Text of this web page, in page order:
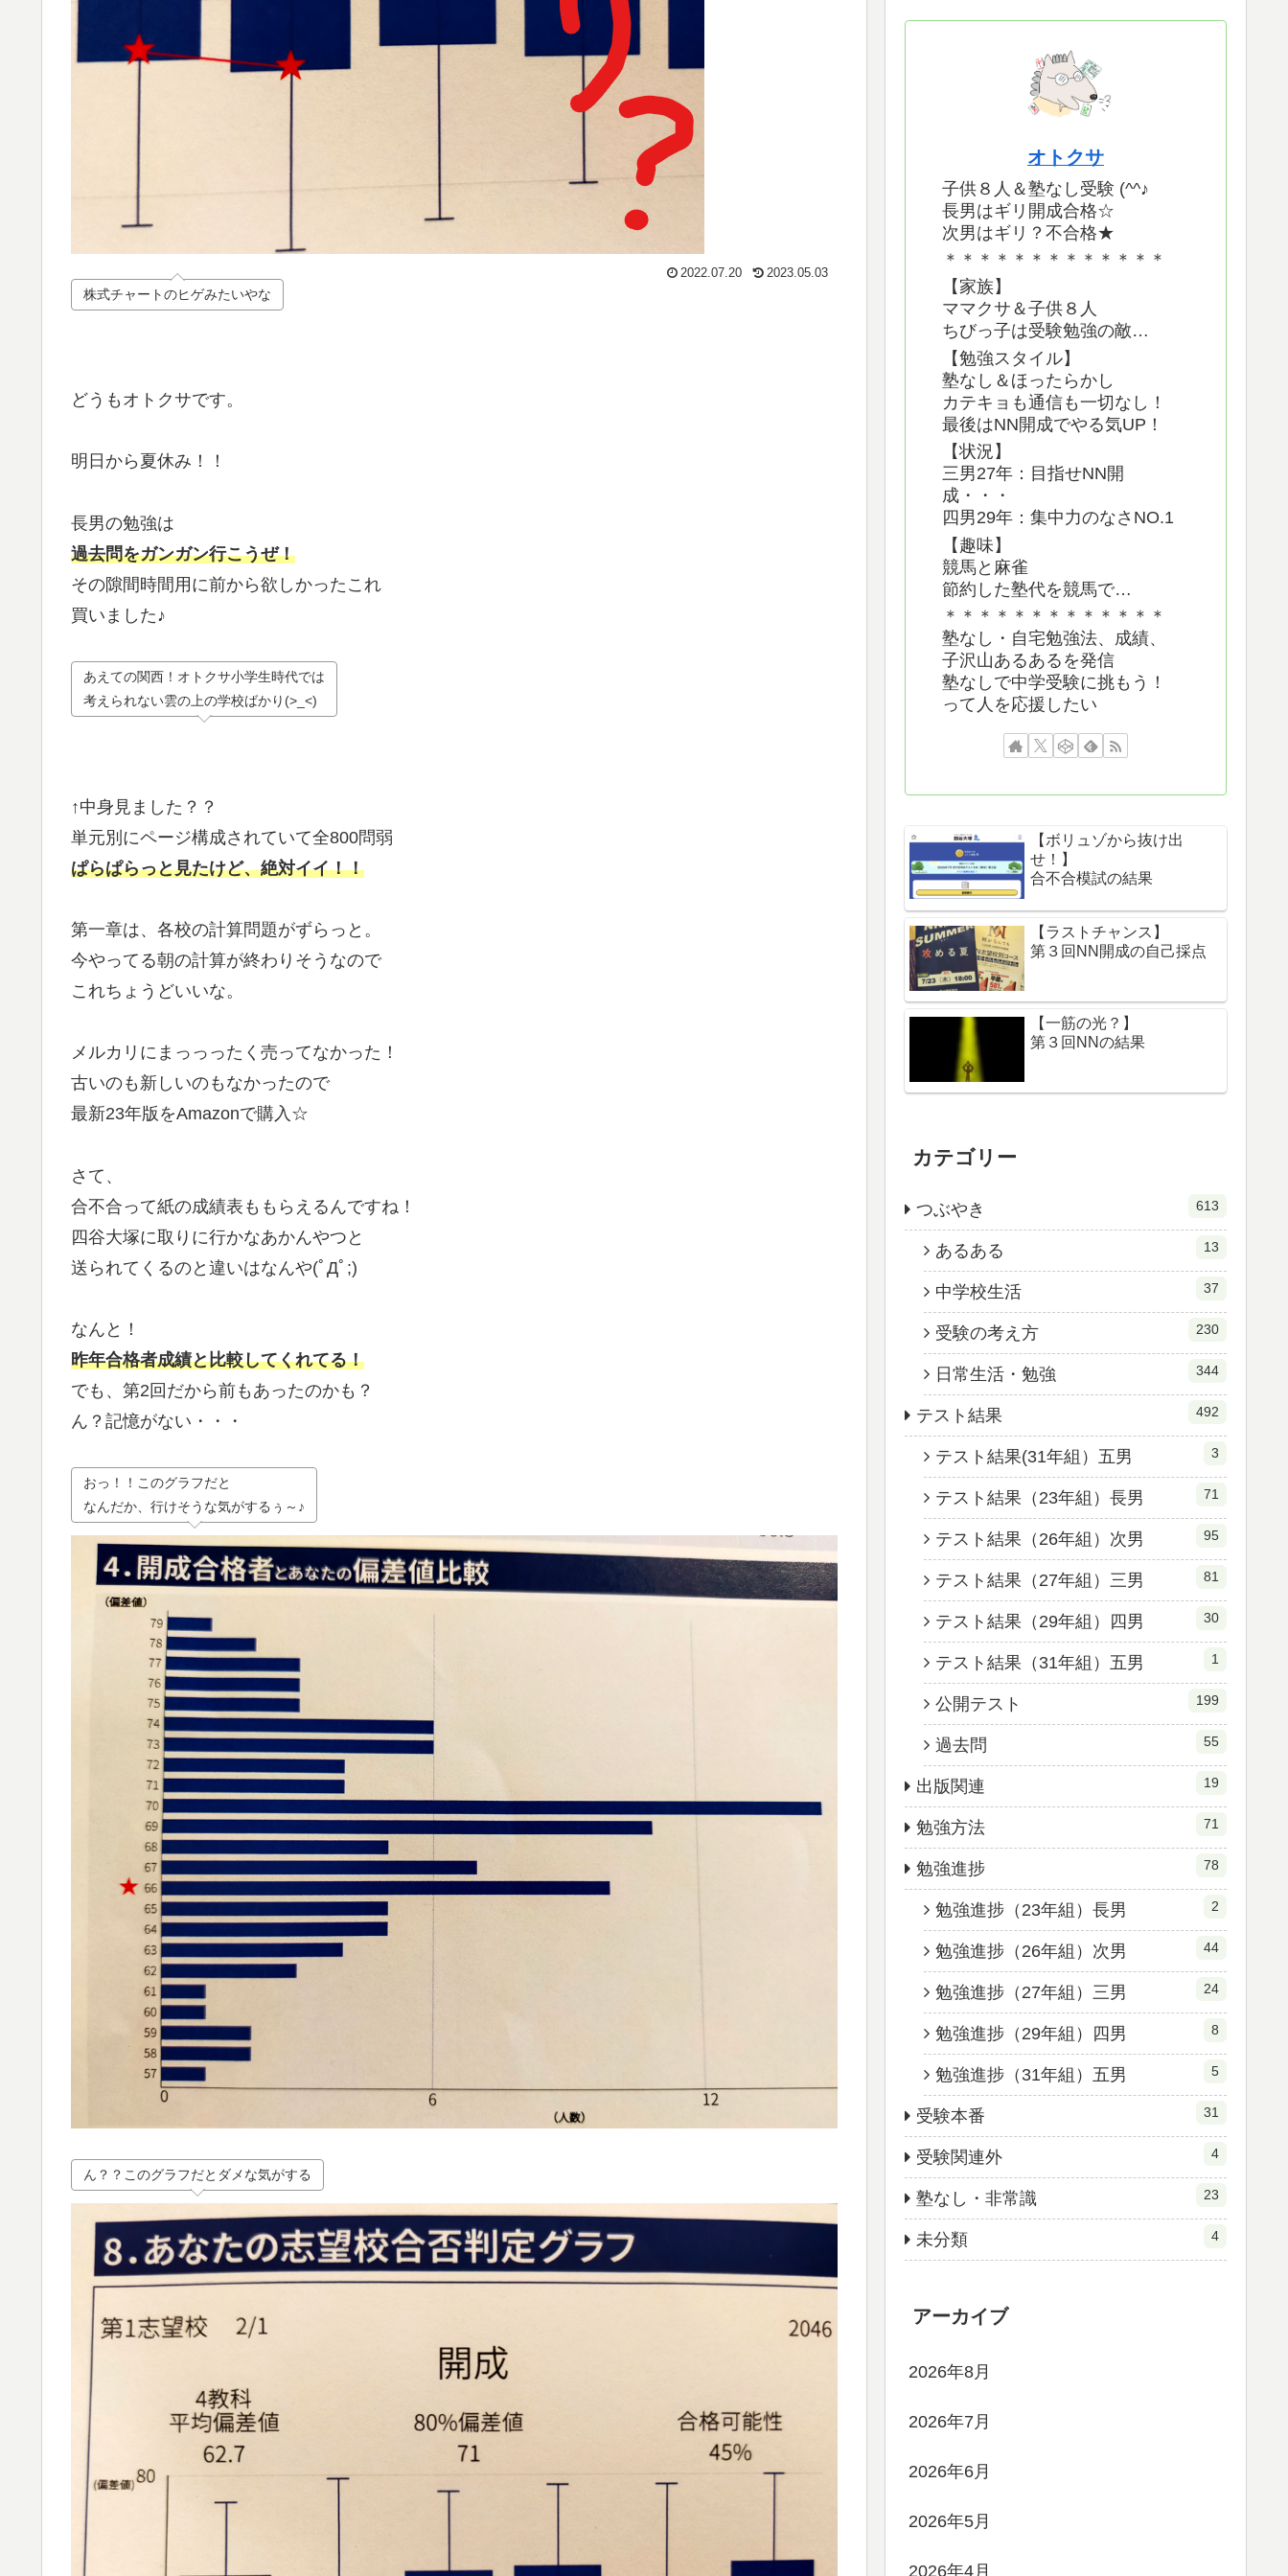
2022.07.20 2023.05.03
株式チャートのヒゲみたいやな
どうもオトクサです。
明日から夏休み！！
長男の勉強は
過去問をガンガン行こうぜ！
その隙間時間用に前から欲しかったこれ
買いました♪
あえての関西！オトクサ小学生時代では
考えられない雲の上の学校ばかり(>_<)
↑中身見ました？？
単元別にページ構成されていて全800問弱
ぱらぱらっと見たけど、絶対イイ！！
第一章は、各校の計算問題がずらっと。
今やってる朝の計算が終わりそうなので
これちょうどいいな。
メルカリにまっっったく売ってなかった！
古いのも新しいのもなかったので
最新23年版をAmazonで購入☆
さて、
合不合って紙の成績表ももらえるんですね！
四谷大塚に取りに行かなあかんやつと
送られてくるのと違いはなんや(ﾟДﾟ;)
なんと！
昨年合格者成績と比較してくれてる！
でも、第2回だから前もあったのかも？
ん？記憶がない・・・
おっ！！このグラフだと
なんだか、行けそうな気がするぅ～♪
ん？？このグラフだとダメな気がする
オトクサ
子供８人＆塾なし受験 (^^♪
長男はギリ開成合格☆
次男はギリ？不合格★
＊＊＊＊＊＊＊＊＊＊＊＊＊
【家族】
ママクサ＆子供８人
ちびっ子は受験勉強の敵…
【勉強スタイル】
塾なし＆ほったらかし
カテキョも通信も一切なし！
最後はNN開成でやる気UP！
【状況】
三男27年：目指せNN開
成・・・
四男29年：集中力のなさNO.1
【趣味】
競馬と麻雀
節約した塾代を競馬で…
＊＊＊＊＊＊＊＊＊＊＊＊＊
塾なし・自宅勉強法、成績、
子沢山あるあるを発信
塾なしで中学受験に挑もう！
って人を応援したい
【ボリュゾから抜け出
せ！】
合不合模試の結果
【ラストチャンス】
第３回NN開成の自己採点
【一筋の光？】
第３回NNの結果
カテゴリー
つぶやき 613
あるある 13
中学校生活 37
受験の考え方 230
日常生活・勉強 344
テスト結果 492
テスト結果(31年組）五男 3
テスト結果（23年組）長男 71
テスト結果（26年組）次男 95
テスト結果（27年組）三男 81
テスト結果（29年組）四男 30
テスト結果（31年組）五男 1
公開テスト 199
過去問 55
出版関連 19
勉強方法 71
勉強進捗 78
勉強進捗（23年組）長男 2
勉強進捗（26年組）次男 44
勉強進捗（27年組）三男 24
勉強進捗（29年組）四男 8
勉強進捗（31年組）五男 5
受験本番 31
受験関連外 4
塾なし・非常識 23
未分類 4
アーカイブ
2026年8月
2026年7月
2026年6月
2026年5月
2026年4月